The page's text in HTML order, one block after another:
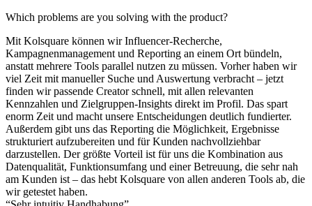
Which problems are you solving with the product?
Mit Kolsquare können wir Influencer-Recherche,
Kampagnenmanagement und Reporting an einem Ort bündeln,
anstatt mehrere Tools parallel nutzen zu müssen. Vorher haben wir
viel Zeit mit manueller Suche und Auswertung verbracht – jetzt
finden wir passende Creator schnell, mit allen relevanten
Kennzahlen und Zielgruppen-Insights direkt im Profil. Das spart
enorm Zeit und macht unsere Entscheidungen deutlich fundierter.
Außerdem gibt uns das Reporting die Möglichkeit, Ergebnisse
strukturiert aufzubereiten und für Kunden nachvollziehbar
darzustellen. Der größte Vorteil ist für uns die Kombination aus
Datenqualität, Funktionsumfang und einer Betreuung, die sehr nah
am Kunden ist – das hebt Kolsquare von allen anderen Tools ab, die
wir getestet haben.